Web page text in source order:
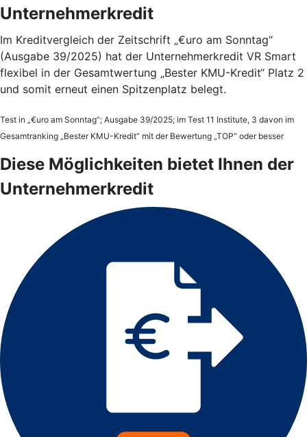
Unternehmerkredit
Im Kreditvergleich der Zeitschrift „€uro am Sonntag“
(Ausgabe 39/2025) hat der Unternehmerkredit VR Smart
flexibel in der Gesamtwertung „Bester KMU-Kredit“ Platz 2
und somit erneut einen Spitzenplatz belegt.
Test in „€uro am Sonntag“; Ausgabe 39/2025; im Test 11 Institute, 3 davon im
Gesamtranking „Bester KMU-Kredit“ mit der Bewertung „TOP“ oder besser
Diese Möglichkeiten bietet Ihnen der
Unternehmerkredit